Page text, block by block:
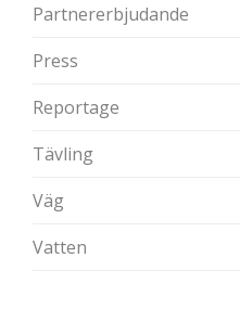
Partnererbjudande
Press
Reportage
Tävling
Väg
Vatten